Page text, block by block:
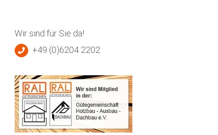
Wir sind für Sie da!
+49 (0)6204 2202